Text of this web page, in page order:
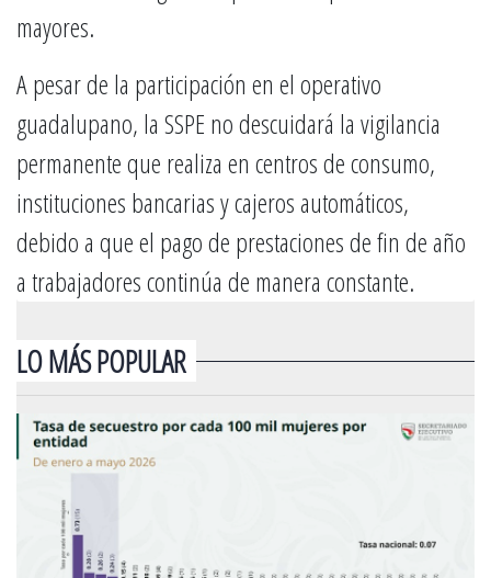
mayores.
A pesar de la participación en el operativo
guadalupano, la SSPE no descuidará la vigilancia
permanente que realiza en centros de consumo,
instituciones bancarias y cajeros automáticos,
debido a que el pago de prestaciones de fin de año
a trabajadores continúa de manera constante.
LO MÁS POPULAR